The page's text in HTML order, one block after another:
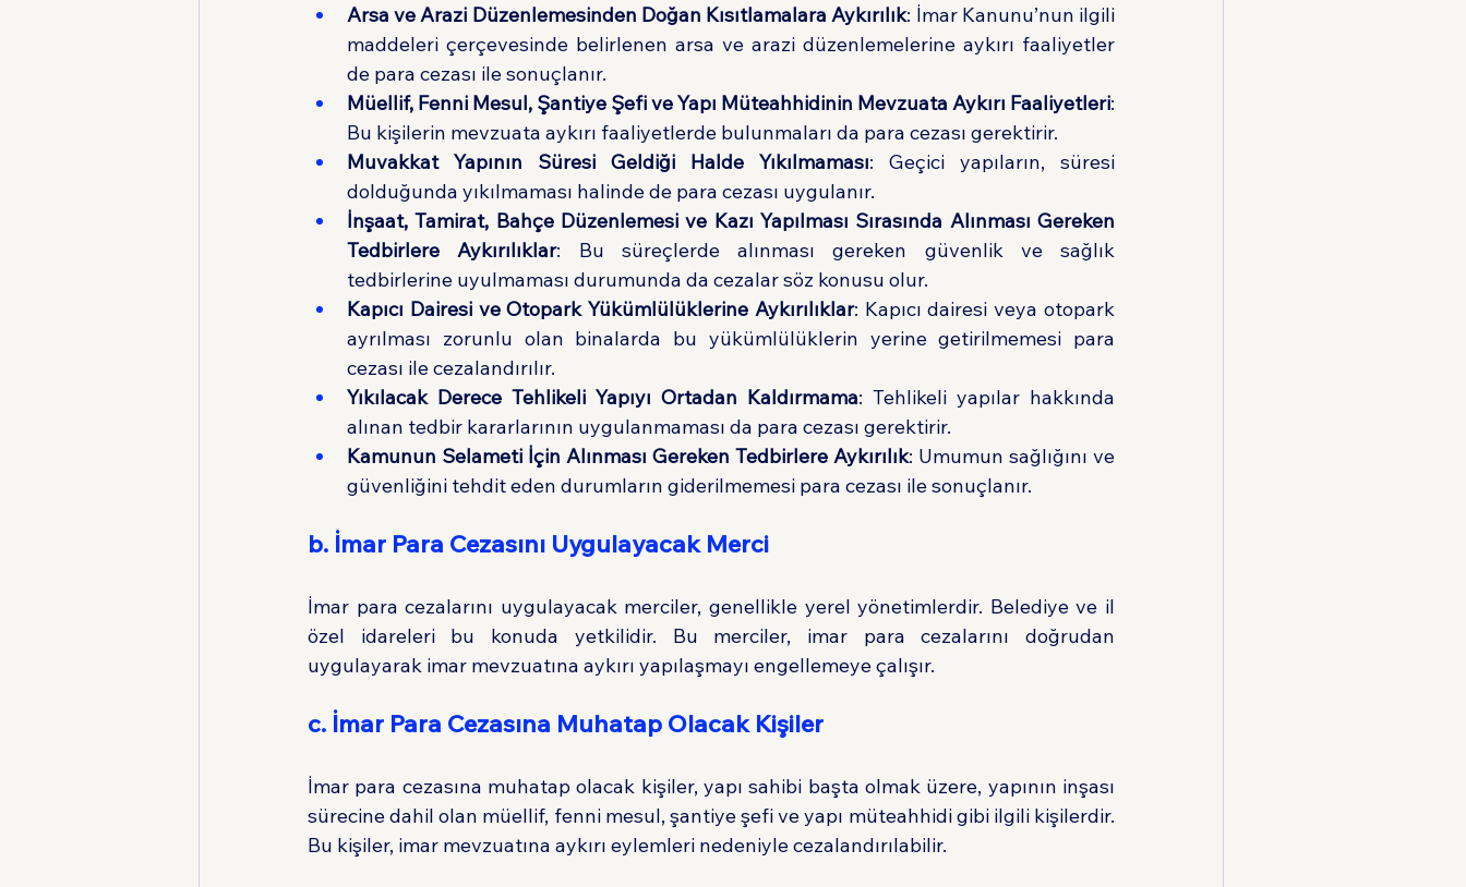
Arsa ve Arazi Düzenlemesinden Doğan Kısıtlamalara Aykırılık: İmar Kanunu’nun ilgili
maddeleri çerçevesinde belirlenen arsa ve arazi düzenlemelerine aykırı faaliyetler
de para cezası ile sonuçlanır.
Müellif, Fenni Mesul, Şantiye Şefi ve Yapı Müteahhidinin Mevzuata Aykırı Faaliyetleri:
Bu kişilerin mevzuata aykırı faaliyetlerde bulunmaları da para cezası gerektirir.
Muvakkat Yapının Süresi Geldiği Halde Yıkılmaması: Geçici yapıların, süresi
dolduğunda yıkılmaması halinde de para cezası uygulanır.
İnşaat, Tamirat, Bahçe Düzenlemesi ve Kazı Yapılması Sırasında Alınması Gereken
Tedbirlere Aykırılıklar: Bu süreçlerde alınması gereken güvenlik ve sağlık
tedbirlerine uyulmaması durumunda da cezalar söz konusu olur.
Kapıcı Dairesi ve Otopark Yükümlülüklerine Aykırılıklar: Kapıcı dairesi veya otopark
ayrılması zorunlu olan binalarda bu yükümlülüklerin yerine getirilmemesi para
cezası ile cezalandırılır.
Yıkılacak Derece Tehlikeli Yapıyı Ortadan Kaldırmama: Tehlikeli yapılar hakkında
alınan tedbir kararlarının uygulanmaması da para cezası gerektirir.
Kamunun Selameti İçin Alınması Gereken Tedbirlere Aykırılık: Umumun sağlığını ve
güvenliğini tehdit eden durumların giderilmemesi para cezası ile sonuçlanır.
b. İmar Para Cezasını Uygulayacak Merci
İmar para cezalarını uygulayacak merciler, genellikle yerel yönetimlerdir. Belediye ve il
özel idareleri bu konuda yetkilidir. Bu merciler, imar para cezalarını doğrudan
uygulayarak imar mevzuatına aykırı yapılaşmayı engellemeye çalışır.
c. İmar Para Cezasına Muhatap Olacak Kişiler
İmar para cezasına muhatap olacak kişiler, yapı sahibi başta olmak üzere, yapının inşası
sürecine dahil olan müellif, fenni mesul, şantiye şefi ve yapı müteahhidi gibi ilgili kişilerdir.
Bu kişiler, imar mevzuatına aykırı eylemleri nedeniyle cezalandırılabilir.